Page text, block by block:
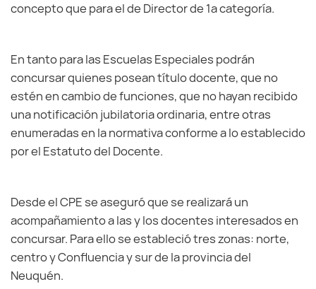
concepto que para el de Director de 1ª categoría.
En tanto para las Escuelas Especiales podrán
concursar quienes posean título docente, que no
estén en cambio de funciones, que no hayan recibido
una notificación jubilatoria ordinaria, entre otras
enumeradas en la normativa conforme a lo establecido
por el Estatuto del Docente.
Desde el CPE se aseguró que se realizará un
acompañamiento a las y los docentes interesados en
concursar. Para ello se estableció tres zonas: norte,
centro y Confluencia y sur de la provincia del
Neuquén.